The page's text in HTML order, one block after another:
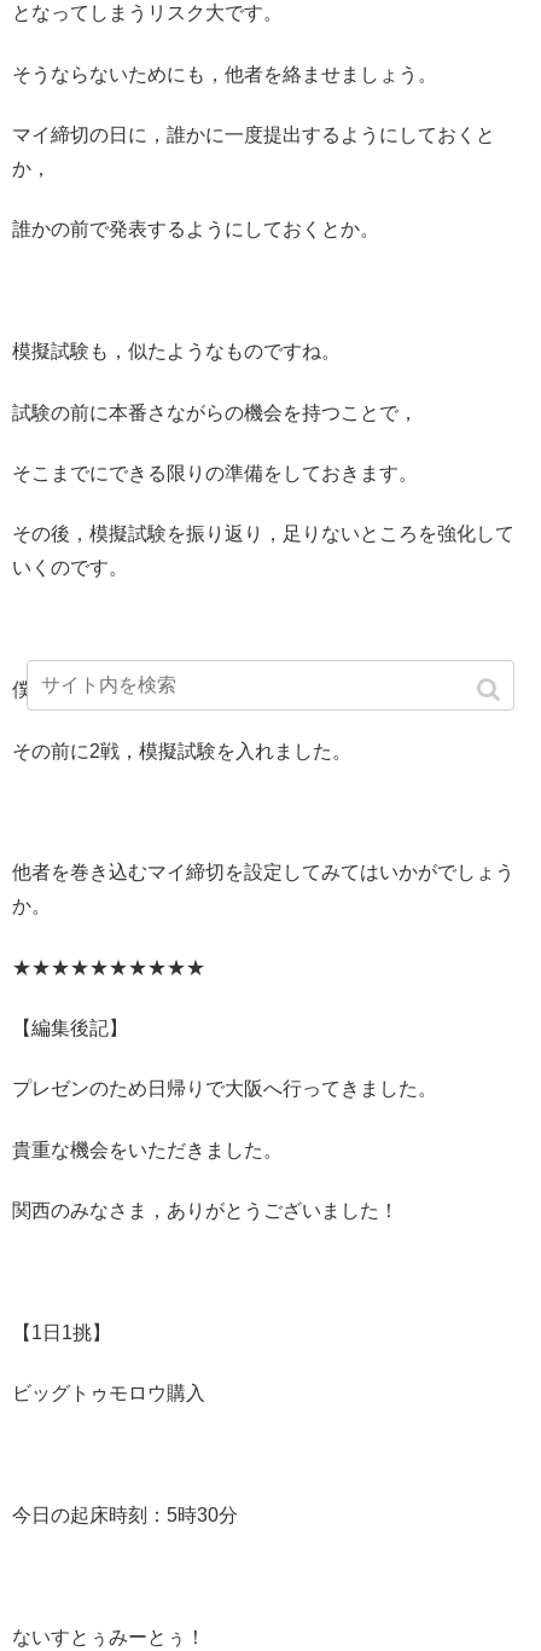
となってしまうリスク大です。
そうならないためにも，他者を絡ませましょう。
マイ締切の日に，誰かに一度提出するようにしておくと
か，
誰かの前で発表するようにしておくとか。
模擬試験も，似たようなものですね。
試験の前に本番さながらの機会を持つことで，
そこまでにできる限りの準備をしておきます。
その後，模擬試験を振り返り，足りないところを強化して
いくのです。
僕も囲碁の試験が10月12日にあるので，
その前に2戦，模擬試験を入れました。
他者を巻き込むマイ締切を設定してみてはいかがでしょう
か。
★★★★★★★★★★
【編集後記】
プレゼンのため日帰りで大阪へ行ってきました。
貴重な機会をいただきました。
関西のみなさま，ありがとうございました！
【1日1挑】
ビッグトゥモロウ購入
今日の起床時刻：5時30分
ないすとぅみーとぅ！